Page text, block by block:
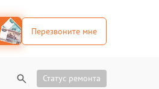
Перезвоните мне
Статус ремонта